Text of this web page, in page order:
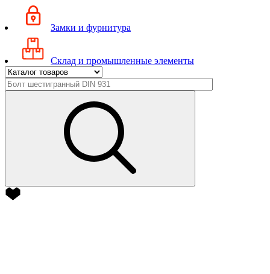
Замки и фурнитура
Склад и промышленные элементы